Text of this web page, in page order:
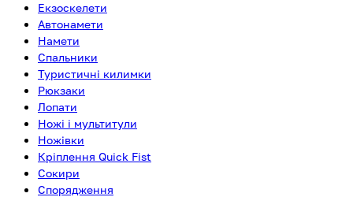
Екзоскелети
Автонамети
Намети
Спальники
Туристичні килимки
Рюкзаки
Лопати
Ножі і мультитули
Ножівки
Кріплення Quick Fist
Сокири
Спорядження